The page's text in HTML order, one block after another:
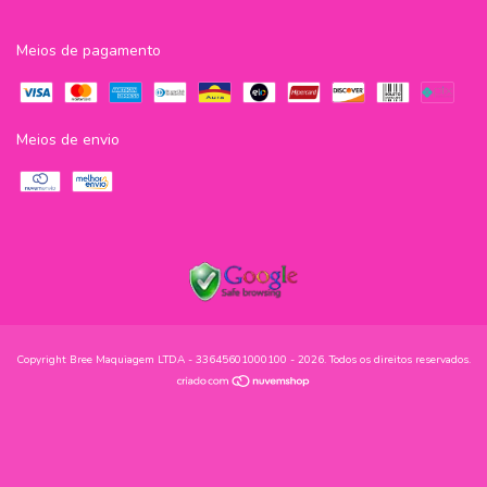
Meios de pagamento
Meios de envio
Copyright Bree Maquiagem LTDA - 33645601000100 - 2026. Todos os direitos reservados.